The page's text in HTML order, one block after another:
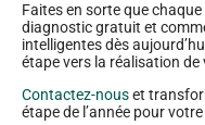
Faites en sorte que
diagnostic gratuit et
intelligentes dès
étape vers la réalisation de
Contactez-nouset
étape de l’année pour